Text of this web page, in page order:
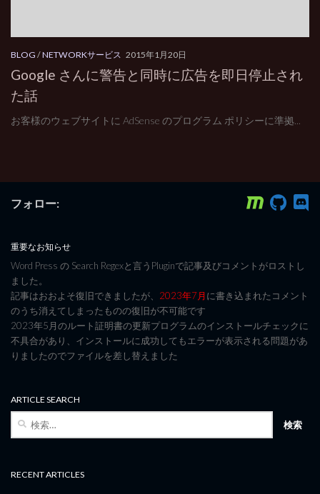
BLOG /NETWORKサービス 2015年1月20日
Google さんに警告と同時に広告を即日停止され
た話
お客様のウェブサイトに AdSense のプログラム ポリシーに準拠...
フォロー:
重要なお知らせ
Word Press の Search Regexと言うPluginで記事及びコメントがロストし
ました。
記事はおおよそ復旧できましたが、 2023年7月に書き込まれたコメント
のうち消えてしまったものの復旧が不可能です
2023年5月のルート証明書の更新プログラムのインストールチェックに
不具合があり、インストールに成功してもエラーが表示される問題があ
りましたのでファイルを差し替えました
ARTICLE SEARCH
検
RECENT ARTICLES